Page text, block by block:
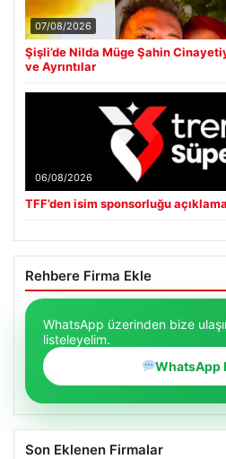
07/08/2026
Şişli’de Nilda Müge Şahin
ve Ayrıntılar
06/08/2026
TFF’den isim sponsorluğu
Rehbere Firma Ekle
WhatsApp üzerinden bize
listeleyelim.
WhatsApp
Son Eklenen Firmalar